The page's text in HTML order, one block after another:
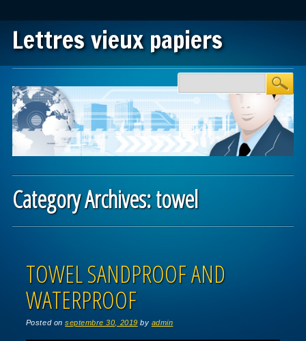
Lettres vieux papiers
Main menu
Category Archives:towel
TOWEL SANDPROOF AND
WATERPROOF
Posted onseptembre 30, 2019 by admin